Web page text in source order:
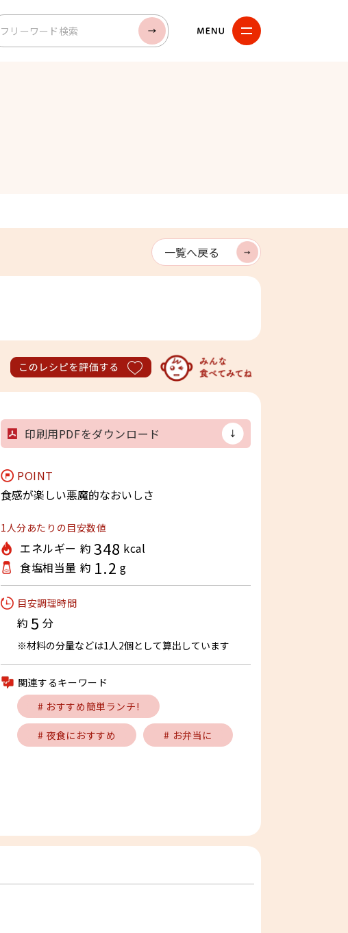
一覧へ戻る
印刷用PDFをダウンロード
POINT
食感が楽しい悪魔的なおいしさ
1人分あたりの目安数値
エネルギー 約 348 kcal
食塩相当量 約 1.2 g
目安調理時間
約 5 分
※材料の分量などは1人2個として算出しています
関連するキーワード
# おすすめ簡単ランチ!
# 夜食におすすめ # お弁当に